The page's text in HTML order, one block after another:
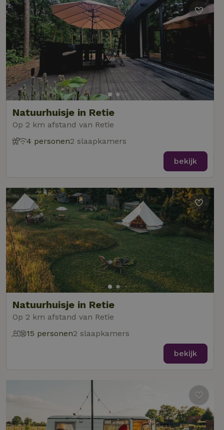
Natuurhuisje in Retie
Op 2 km afstand van Retie
4 personen2 slaapkamers
bekijk
Natuurhuisje in Retie
Op 2 km afstand van Retie
15 personen2 slaapkamers
bekijk